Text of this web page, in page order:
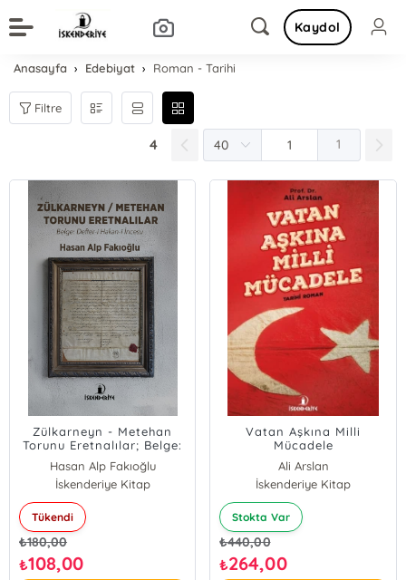
Kaydol
Anasayfa Edebiyat Roman - Tarihi
Filtre
4 1
Zülkarneyn - Metehan
Torunu Eretnalılar; Belge:
Defter-i Hakan-i İncesu
Hasan Alp Fakıoğlu
İskenderiye Kitap
Tükendi
₺180,00
₺108,00
Vatan Aşkına Milli
Mücadele
Ali Arslan
İskenderiye Kitap
Stokta Var
₺440,00
₺264,00